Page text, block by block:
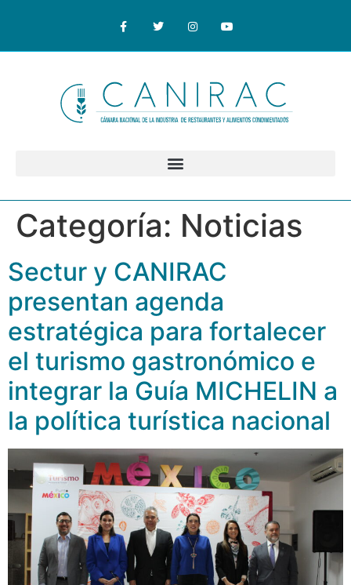
Categoría: Noticias
Sectur y CANIRAC
presentan agenda
estratégica para fortalecer
el turismo gastronómico e
integrar la Guía MICHELIN a
la política turística nacional